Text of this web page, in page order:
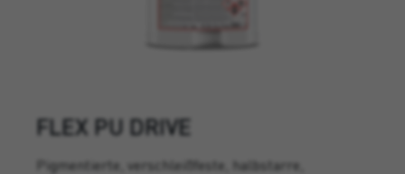
FLEX PU DRIVE
Pigmentierte, verschleißfeste, halbstarre,